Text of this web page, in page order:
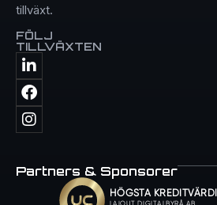
tillväxt.
FÖLJ
TILLVÄXTEN
Partners & Sponsorer